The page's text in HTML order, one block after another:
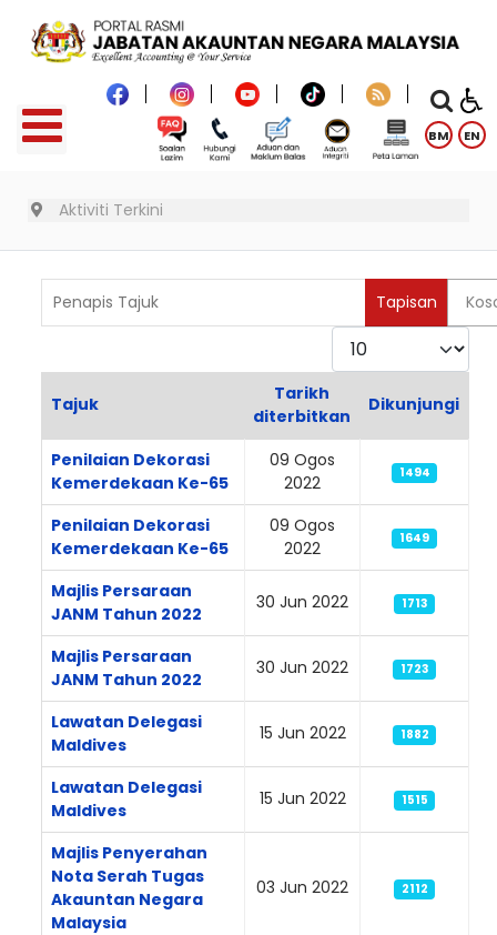
BM EN
Aktiviti Terkini
Tapisan
Paparkan
Articles
Tajuk
Tarikh
diterbitkan
Dikunjungi
Penilaian Dekorasi
Kemerdekaan Ke-65
09 Ogos
2022
1494
Penilaian Dekorasi
Kemerdekaan Ke-65
09 Ogos
2022
1649
Majlis Persaraan
JANM Tahun 2022
30 Jun 2022 1713
Majlis Persaraan
JANM Tahun 2022
30 Jun 2022 1723
Lawatan Delegasi
Maldives
15 Jun 2022 1882
Lawatan Delegasi
Maldives
15 Jun 2022 1515
Majlis Penyerahan
Nota Serah Tugas
Akauntan Negara
Malaysia
03 Jun 2022 2112